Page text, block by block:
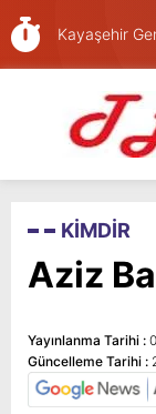
Kayaşehir
KİMDİR
Aziz
Yayınlanma Tarihi :
Güncelleme Tarihi :